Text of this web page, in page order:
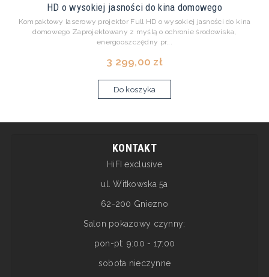
HD o wysokiej jasności do kina domowego
Kompaktowy laserowy projektor Full HD o wysokiej jasności do kina
domowego Zaprojektowany z myślą o ochronie środowiska,
energooszczędny pr...
3 299,00 zł
Do koszyka
KONTAKT
HiFI exclusive
ul. Witkowska 5a
62-200 Gniezno
Salon pokazowy czynny:
pon-pt: 9:00 - 17:00
sobota nieczynne